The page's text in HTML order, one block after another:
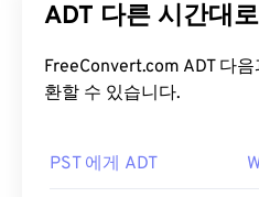
ADT 다른 시간대
FreeConvert.com ADT 다
환할 수 있습니다.
PST 에게 ADT